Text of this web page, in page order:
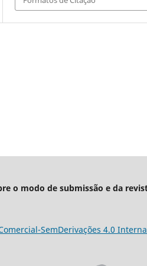
o modo de submissão e da
SemDerivações 4.0